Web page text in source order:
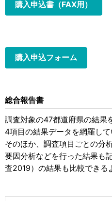
購入申込書（FAX用）
購入申込フォーム
総合報告書
調査対象の47都道府県の結果
4項目の結果データを網羅して
そのほか、調査項目ごとの分
要因分析などを行った結果も
査2019）の結果も比較できる